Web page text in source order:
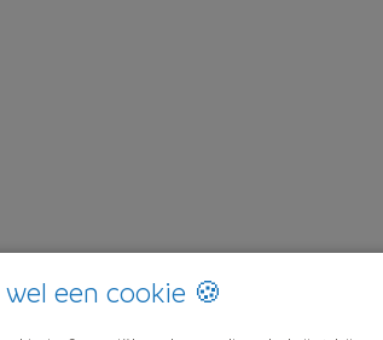
een cookie 🍪